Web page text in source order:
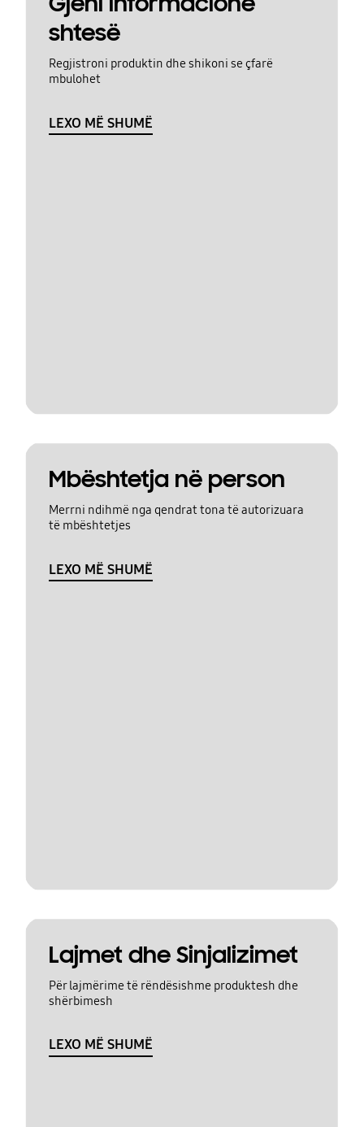
shtesë
Regjistroni produktin dhe shikoni se çfarë
mbulohet
LEXO MË SHUMË
Mbështetja në person
Merrni ndihmë nga qendrat tona të autorizuara
të mbështetjes
LEXO MË SHUMË
Lajmet dhe Sinjalizimet
Për lajmërime të rëndësishme produktesh dhe
shërbimesh
LEXO MË SHUMË